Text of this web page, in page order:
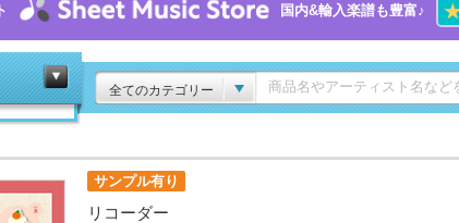
国内&輸入楽譜も豊富♪
全てのカテゴリー
サンプル有り
リコーダー